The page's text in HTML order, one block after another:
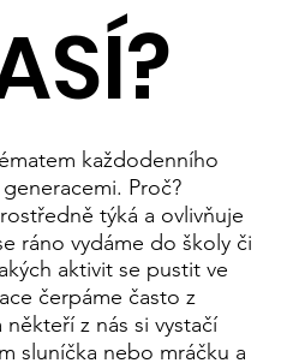
každodenního
Proč?
týká a ovlivňuje
ráno vydáme do školy či
aktivit se pustit ve
čerpáme často z
z nás si vystačí
sluníčka nebo mráčku a